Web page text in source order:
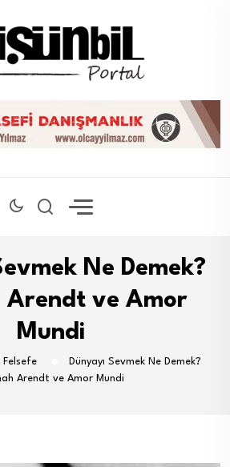
Ne Demek?
Arendt ve Amor
Mundi
Felsefe
Dünyayı Sevmek Ne Demek?
Arendt ve Amor Mundi